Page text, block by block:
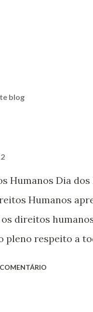
blog
Humanos Dia
Humanos
direitos
pleno respeito a